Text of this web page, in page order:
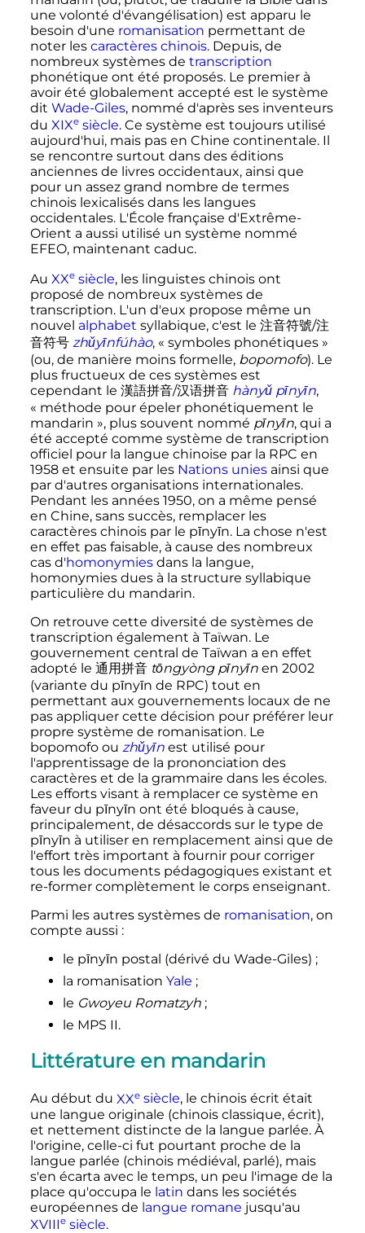
une volonté d'évangélisation) est apparu le
besoin d'une romanisation permettant de
noter les caractères chinois. Depuis, de
nombreux systèmes de transcription
phonétique ont été proposés. Le premier à
avoir été globalement accepté est le système
dit Wade-Giles, nommé d'après ses inventeurs
du XIXesiècle. Ce système est toujours utilisé
aujourd'hui, mais pas en Chine continentale. Il
se rencontre surtout dans des éditions
anciennes de livres occidentaux, ainsi que
pour un assez grand nombre de termes
chinois lexicalisés dans les langues
occidentales. L'École française d'Extrême-
Orient a aussi utilisé un système nommé
EFEO, maintenant caduc.
Au XXesiècle, les linguistes chinois ont
proposé de nombreux systèmes de
transcription. L'un d'eux propose même un
nouvel alphabet syllabique, c'est le 注音符號/注
音符号 zhǔyīnfúhào, « symboles phonétiques »
(ou, de manière moins formelle, bopomofo). Le
plus fructueux de ces systèmes est
cependant le 漢語拼音/汉语拼音 hànyǔ pīnyīn,
« méthode pour épeler phonétiquement le
mandarin », plus souvent nommé pīnyīn, qui a
été accepté comme système de transcription
officiel pour la langue chinoise par la RPC en
1958 et ensuite par les Nations uniesainsi que
par d'autres organisations internationales.
Pendant les années 1950, on a même pensé
en Chine, sans succès, remplacer les
caractères chinois par le pīnyīn. La chose n'est
en effet pas faisable, à cause des nombreux
cas d'homonymiesdans la langue,
homonymies dues à la structure syllabique
particulière du mandarin.
On retrouve cette diversité de systèmes de
transcription également à Taïwan. Le
gouvernement central de Taïwan a en effet
adopté le 通用拼音 tōngyòng pīnyīnen 2002
(variante du pīnyīn de RPC) tout en
permettant aux gouvernements locaux de ne
pas appliquer cette décision pour préférer leur
propre système de romanisation. Le
bopomofo ou zhǔyīnest utilisé pour
l'apprentissage de la prononciation des
caractères et de la grammaire dans les écoles.
Les efforts visant à remplacer ce système en
faveur du pīnyīn ont été bloqués à cause,
principalement, de désaccords sur le type de
pīnyīn à utiliser en remplacement ainsi que de
l'effort très important à fournir pour corriger
tous les documents pédagogiques existant et
re-former complètement le corps enseignant.
Parmi les autres systèmes de romanisation, on
compte aussi :
le pīnyīn postal (dérivé du Wade-Giles) ;
la romanisation Yale ;
le Gwoyeu Romatzyh ;
le MPS II.
Littérature en mandarin
Au début du XXesiècle, le chinois écrit était
une langue originale (chinois classique, écrit),
et nettement distincte de la langue parlée. À
l'origine, celle-ci fut pourtant proche de la
langue parlée (chinois médiéval, parlé), mais
s'en écarta avec le temps, un peu l'image de la
place qu'occupa le latin dans les sociétés
européennes de langue romane jusqu'au
XVIIIesiècle.